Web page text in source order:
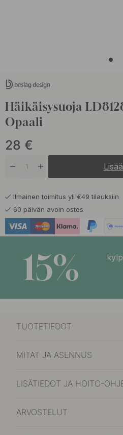
Häikäisysuoja
Opaali
28 €
Ilmainen toimitus yli €49 tilauksiin
60 päivän avoin ostos
15%
TUOTETIEDOT
MITAT JA ASENNUS
LISÄTIEDOT JA HOITO-
ARVOSTELUT